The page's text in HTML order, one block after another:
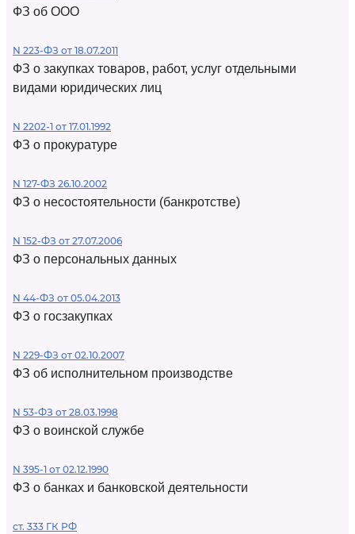
ФЗ об ООО
N 223-ФЗ от 18.07.2011
ФЗ о закупках товаров, работ, услуг отдельными
видами юридических лиц
N 2202-1 от 17.01.1992
ФЗ о прокуратуре
N 127-ФЗ 26.10.2002
ФЗ о несостоятельности (банкротстве)
N 152-ФЗ от 27.07.2006
ФЗ о персональных данных
N 44-ФЗ от 05.04.2013
ФЗ о госзакупках
N 229-ФЗ от 02.10.2007
ФЗ об исполнительном производстве
N 53-ФЗ от 28.03.1998
ФЗ о воинской службе
N 395-1 от 02.12.1990
ФЗ о банках и банковской деятельности
ст. 333 ГК РФ